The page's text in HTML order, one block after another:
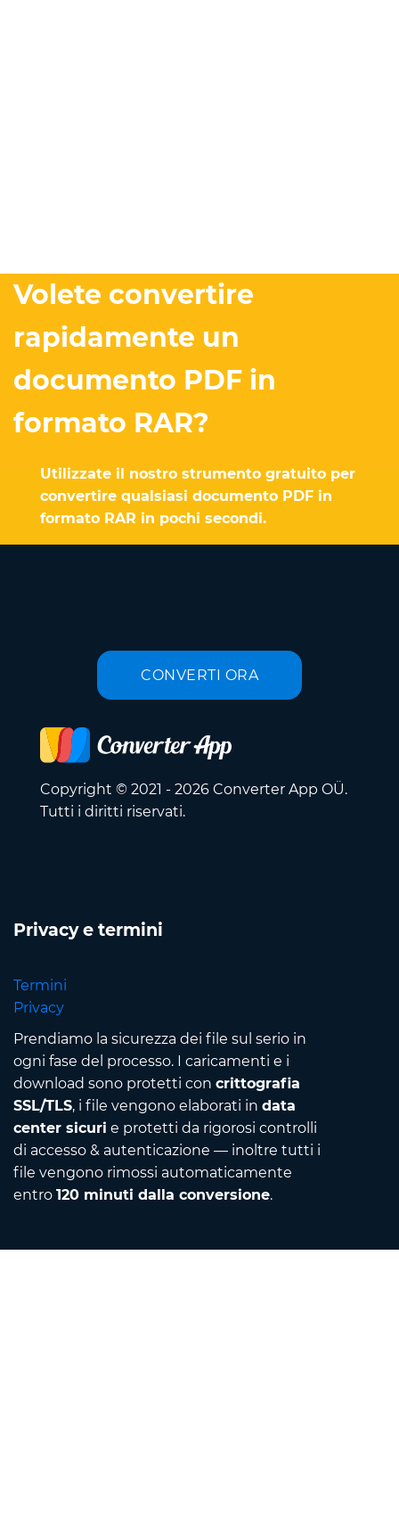
Volete convertire
rapidamente un
documento PDF in
formato RAR?
Utilizzate il nostro strumento gratuito per
convertire qualsiasi documento PDF in
formato RAR in pochi secondi.
CONVERTI ORA
Copyright © 2021 - 2026 Converter App OÜ.
Tutti i diritti riservati.
Privacy e termini
Termini
Privacy
Prendiamo la sicurezza dei file sul serio in
ogni fase del processo. I caricamenti e i
download sono protetti con crittografia
SSL/TLS, i file vengono elaborati in data
center sicuri e protetti da rigorosi controlli
di accesso & autenticazione — inoltre tutti i
file vengono rimossi automaticamente
entro 120 minuti dalla conversione.